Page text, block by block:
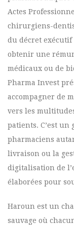
Actes
chirurgiens-
du décret exécutif
obtenir une
médicaux ou de
Pharma Invest
accompagner de
vers les
patients. C’est
pharmaciens
livraison ou la
digitalisation de
élaborées pour
Haroun est un
sauvage où